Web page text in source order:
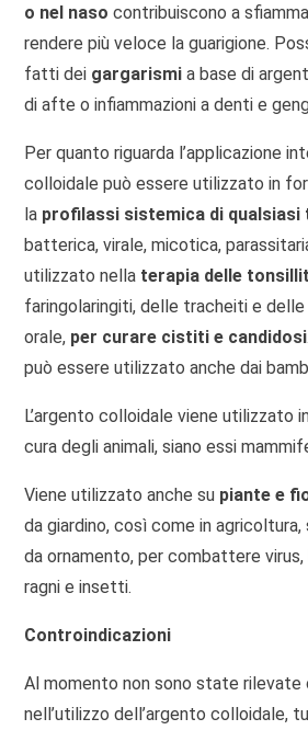
o nel naso contribuiscono a
rendere più veloce la guarigione.
fatti dei gargarismi a base di
di afte o infiammazioni a denti e
Per quanto riguarda l’applicazione
colloidale può essere utilizzato in
la profilassi sistemica di qualsiasi
batterica, virale, micotica,
utilizzato nella terapia delle
faringolaringiti, delle tracheiti e
orale, per curare cistiti e candidosi
può essere utilizzato anche dai
L’argento colloidale viene utilizzato
cura degli animali, siano essi
Viene utilizzato anche su piante e
da giardino, così come in
da ornamento, per combattere
ragni e insetti.
Controindicazioni
Al momento non sono state rilevate
nell’utilizzo dell’argento colloidale,